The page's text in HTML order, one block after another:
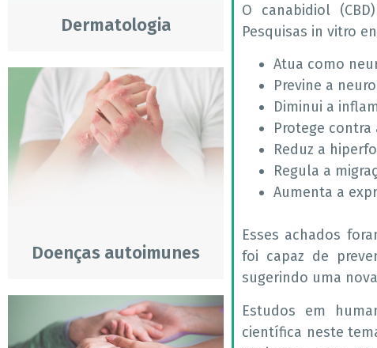
Dermatologia
Doenças autoimunes
O canabidiol
Pesquisas in vitro
Atua como
Previne a
Diminui a
Protege
Reduz a
Regula a
Aumenta a
Esses achados
foi capaz de
sugerindo uma
Estudos em
científica neste